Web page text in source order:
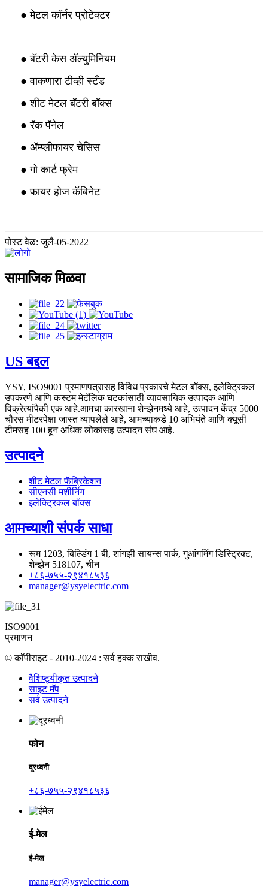
● मेटल कॉर्नर प्रोटेक्टर
● बॅटरी केस ॲल्युमिनियम
● वाकणारा टीव्ही स्टँड
● शीट मेटल बॅटरी बॉक्स
● रॅक पॅनेल
● ॲम्प्लीफायर चेसिस
● गो कार्ट फ्रेम
● फायर होज कॅबिनेट
पोस्ट वेळ: जुलै-05-2022
सामाजिक मिळवा
US बद्दल
YSY, ISO9001 प्रमाणपत्रासह विविध प्रकारचे मेटल बॉक्स, इलेक्ट्रिकल
उपकरणे आणि कस्टम मेटॅलिक घटकांसाठी व्यावसायिक उत्पादक आणि
विक्रेत्यांपैकी एक आहे.आमचा कारखाना शेन्झेनमध्ये आहे, उत्पादन केंद्र 5000
चौरस मीटरपेक्षा जास्त व्यापलेले आहे, आमच्याकडे 10 अभियंते आणि क्यूसी
टीमसह 100 हून अधिक लोकांसह उत्पादन संघ आहे.
उत्पादने
शीट मेटल फॅब्रिकेशन
सीएनसी मशीनिंग
इलेक्ट्रिकल बॉक्स
आमच्याशी संपर्क साधा
रूम 1203, बिल्डिंग 1 बी, शांगझी सायन्स पार्क, गुआंगमिंग डिस्ट्रिक्ट,
शेन्झेन 518107, चीन
+८६-७५५-२९४१८५३६
manager@ysyelectric.com
ISO9001
प्रमाणन
© कॉपीराइट - 2010-2024 : सर्व हक्क राखीव.
वैशिष्ट्यीकृत उत्पादने
साइट मॅप
सर्व उत्पादने
फोन
दूरध्वनी
+८६-७५५-२९४१८५३६
ई-मेल
ई-मेल
manager@ysyelectric.com